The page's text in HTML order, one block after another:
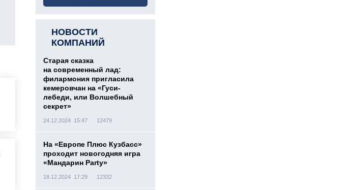
НОВОСТИ
КОМПАНИЙ
Старая сказка
на современный лад:
филармония пригласила
кемеровчан на «Гуси-
лебеди, или Волшебный
секрет»
24.12.2024 15:47 12479
На «Европе Плюс Кузбасс»
проходит новогодняя игра
«Мандарин Party»
18.12.2024 17:29 12332